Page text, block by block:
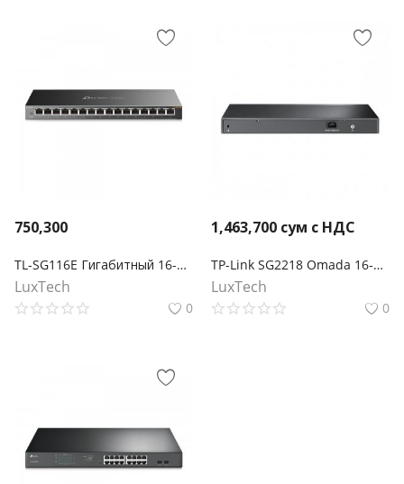
750,300
TL-SG116E Гигабитный 16-портовый коммутатор
LuxTech
0
1,463,700 сум с НДС
TP-Link SG2218 Omada 16‑портовый гигабитный управляемый коммутатор Smart с 2 SFP‑слотами
LuxTech
0